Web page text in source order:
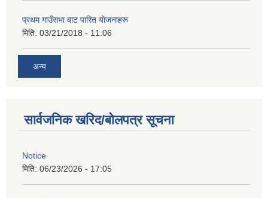
प्रथम गाउँसभा बाट पारित याेजनाहरू
मिति: 03/21/2018 - 11:06
अन्य
सार्वजनिक खरिद/बोलपत्र सूचना
Notice
मिति: 06/23/2026 - 17:05